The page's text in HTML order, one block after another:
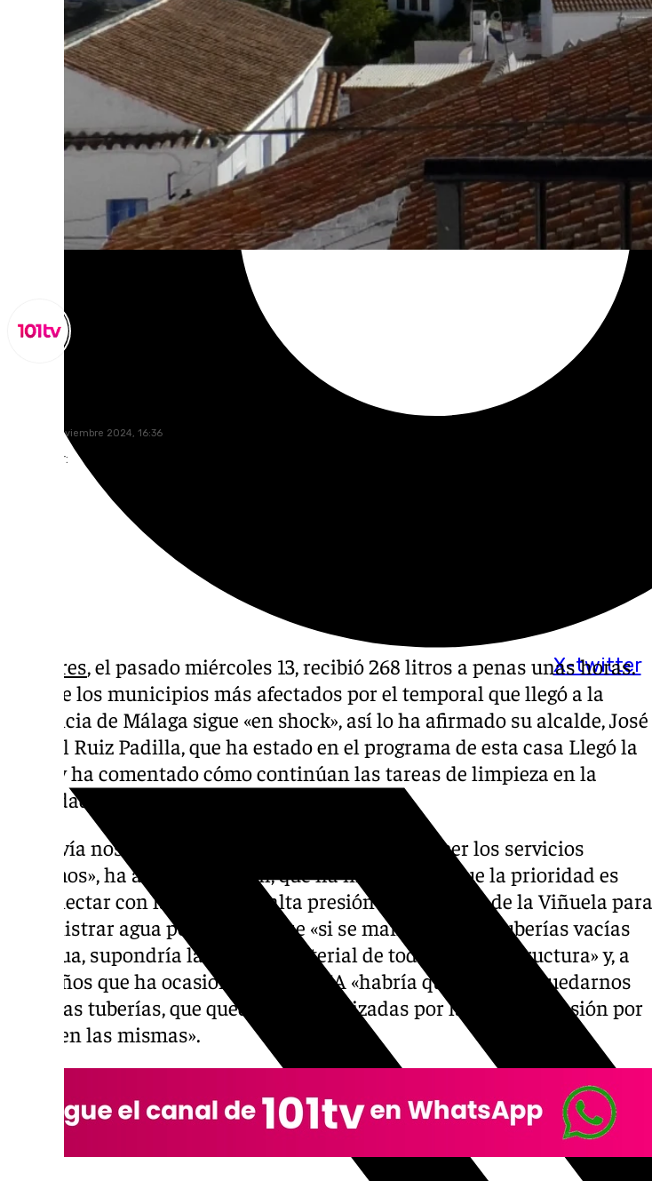
X-twitter
lunes, 18 noviembre 2024, 16:36
Compartir:
Comares, el pasado miércoles 13, recibió 268 litros a penas unas horas.
Uno de los municipios más afectados por el temporal que llegó a la
provincia de Málaga sigue «en shock», así lo ha afirmado su alcalde, José
Miguel Ruiz Padilla, que ha estado en el programa de esta casa Llegó la
hora, y ha comentado cómo continúan las tareas de limpieza en la
localidad.
«Todavía nos encontramos tratando de reestablecer los servicios
mínimos», ha afirmado el edil, que ha insistido en que la prioridad es
«reconectar con la tubería de alta presión del Pantano de la Viñuela para
suministrar agua potable», ya que «si se mantienen las tuberías vacías
sin agua, supondría la pérdida material de toda la infraestructura» y, a
los daños que ha ocasionado la DANA «habría que sumarle quedarnos
sin unas tuberías, que quedarían inutilizadas por la falta de presión por
la cal en las mismas».